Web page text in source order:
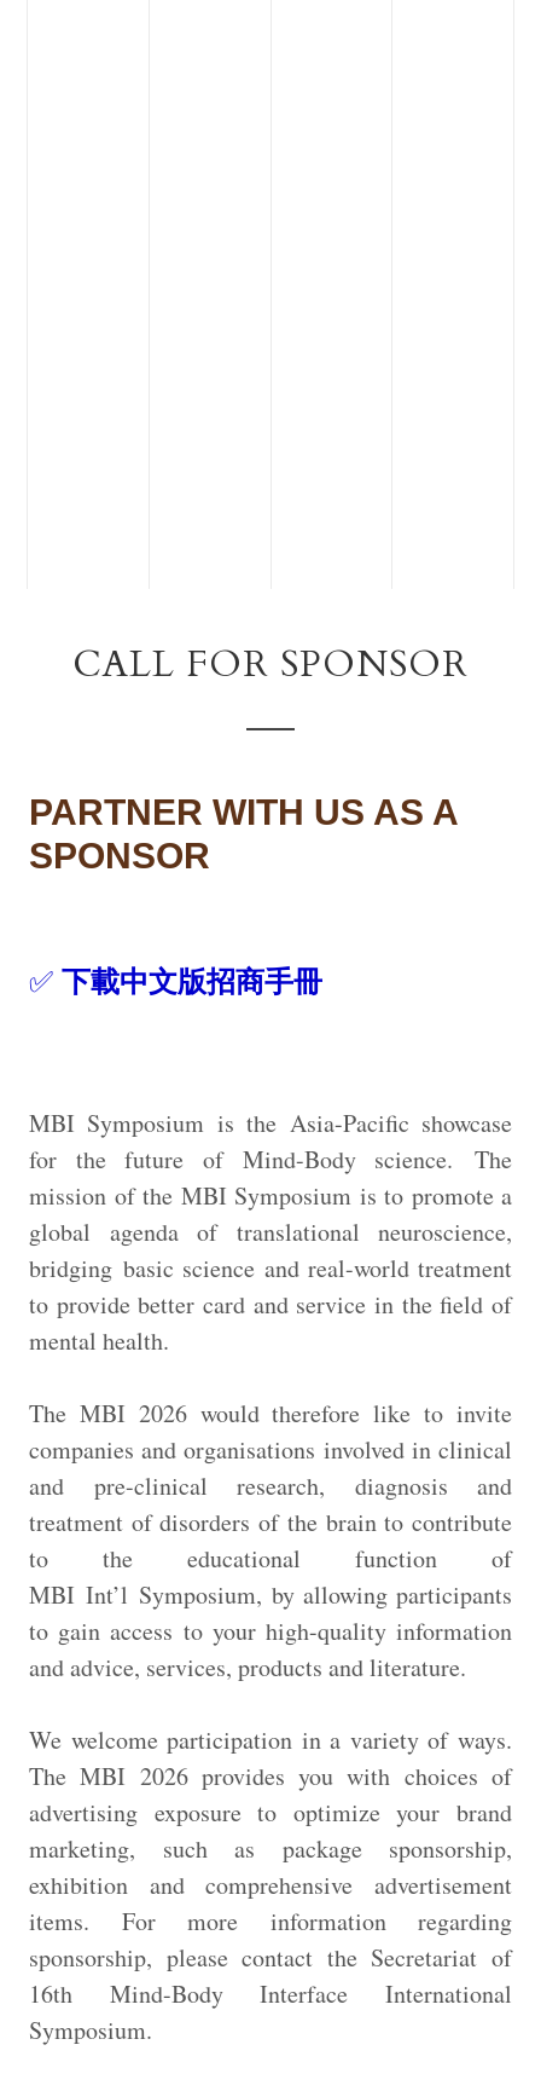
CALL FOR SPONSOR
PARTNER WITH US AS A
SPONSOR
✅ 下載中文版招商手冊
MBI Symposium is the Asia-Pacific showcase
for the future of Mind-Body science. The
mission of the MBI Symposium is to promote a
global agenda of translational neuroscience,
bridging basic science and real-world treatment
to provide better card and service in the field of
mental health.
The MBI 2026 would therefore like to invite
companies and organisations involved in clinical
and pre-clinical research, diagnosis and
treatment of disorders of the brain to contribute
to the educational function of
MBI Int’l Symposium, by allowing participants
to gain access to your high-quality information
and advice, services, products and literature.
We welcome participation in a variety of ways.
The MBI 2026 provides you with choices of
advertising exposure to optimize your brand
marketing, such as package sponsorship,
exhibition and comprehensive advertisement
items. For more information regarding
sponsorship, please contact the Secretariat of
16th Mind-Body Interface International
Symposium.